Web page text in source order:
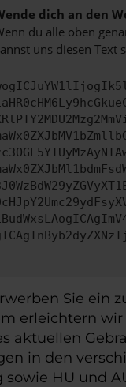
dich an den
du alle oben
uns diesen Text
Sie ein
erleichtern
aktuellen
in den
HU und